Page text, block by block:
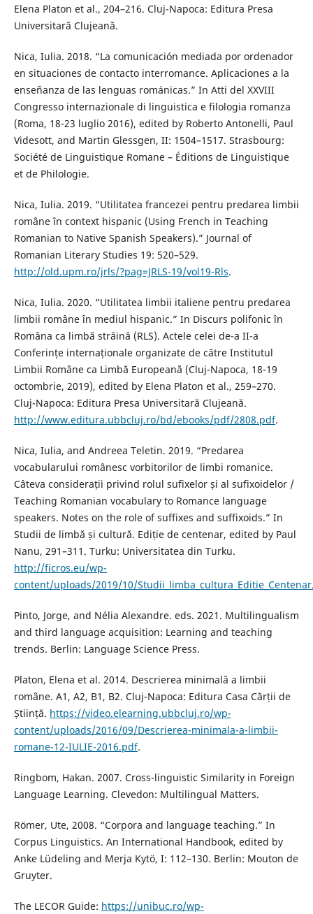
Elena Platon et al., 204–216. Cluj-Napoca: Editura Presa
Universitară Clujeană.
Nica, Iulia. 2018. “La comunicación mediada por ordenador
en situaciones de contacto interromance. Aplicaciones a la
enseñanza de las lenguas románicas.” In Atti del XXVIII
Congresso internazionale di linguistica e filologia romanza
(Roma, 18-23 luglio 2016), edited by Roberto Antonelli, Paul
Videsott, and Martin Glessgen, II: 1504–1517. Strasbourg:
Société de Linguistique Romane – Éditions de Linguistique
et de Philologie.
Nica, Iulia. 2019. “Utilitatea francezei pentru predarea limbii
române în context hispanic (Using French in Teaching
Romanian to Native Spanish Speakers).” Journal of
Romanian Literary Studies 19: 520–529.
http://old.upm.ro/jrls/?pag=JRLS-19/vol19-Rls.
Nica, Iulia. 2020. “Utilitatea limbii italiene pentru predarea
limbii române în mediul hispanic.” In Discurs polifonic în
Româna ca limbă străină (RLS). Actele celei de-a II-a
Conferințe internaționale organizate de către Institutul
Limbii Române ca Limbă Europeană (Cluj-Napoca, 18-19
octombrie, 2019), edited by Elena Platon et al., 259–270.
Cluj-Napoca: Editura Presa Universitară Clujeană.
http://www.editura.ubbcluj.ro/bd/ebooks/pdf/2808.pdf.
Nica, Iulia, and Andreea Teletin. 2019. “Predarea
vocabularului românesc vorbitorilor de limbi romanice.
Câteva considerații privind rolul sufixelor și al sufixoidelor /
Teaching Romanian vocabulary to Romance language
speakers. Notes on the role of suffixes and suffixoids.” In
Studii de limbă și cultură. Ediție de centenar, edited by Paul
Nanu, 291–311. Turku: Universitatea din Turku.
http://ficros.eu/wp-
content/uploads/2019/10/
Pinto, Jorge, and Nélia Alexandre. eds. 2021. Multilingualism
and third language acquisition: Learning and teaching
trends. Berlin: Language Science Press.
Platon, Elena et al. 2014. Descrierea minimală a limbii
române. A1, A2, B1, B2. Cluj-Napoca: Editura Casa Cărții de
Știință. https://video.elearning.ubbcluj.ro/wp-
content/uploads/2016/09/Descrierea-minimala-a-limbii-
romane-12-IULIE-2016.pdf.
Ringbom, Hakan. 2007. Cross-linguistic Similarity in Foreign
Language Learning. Clevedon: Multilingual Matters.
Römer, Ute, 2008. “Corpora and language teaching.” In
Corpus Linguistics. An International Handbook, edited by
Anke Lüdeling and Merja Kytö, I: 112–130. Berlin: Mouton de
Gruyter.
The LECOR Guide: https://unibuc.ro/wp-